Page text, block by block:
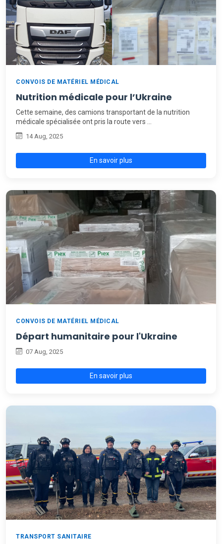
CONVOIS DE MATÉRIEL MÉDICAL
Nutrition médicale pour l’Ukraine
Cette semaine, des camions transportant de la nutrition
médicale spécialisée ont pris la route vers …
14 Aug, 2025
En savoir plus
CONVOIS DE MATÉRIEL MÉDICAL
Départ humanitaire pour l'Ukraine
07 Aug, 2025
En savoir plus
TRANSPORT SANITAIRE